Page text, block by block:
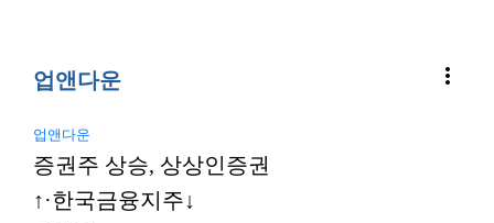
업앤다운 more_vert
업앤다운
증권주 상승, 상상인증권
↑·한국금융지주↓